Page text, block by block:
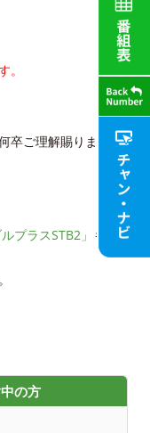
。
卒ご理解賜ります様
プラスSTB2」 もご
の方